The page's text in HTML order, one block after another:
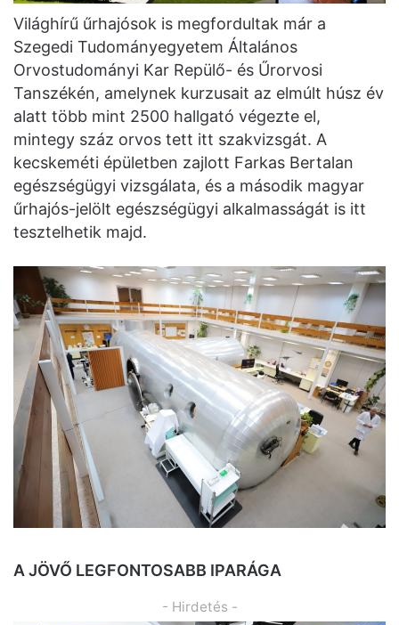
Világhírű űrhajósok is megfordultak már a
Szegedi Tudományegyetem Általános
Orvostudományi Kar Repülő- és Űrorvosi
Tanszékén, amelynek kurzusait az elmúlt húsz év
alatt több mint 2500 hallgató végezte el,
mintegy száz orvos tett itt szakvizsgát. A
kecskeméti épületben zajlott Farkas Bertalan
egészségügyi vizsgálata, és a második magyar
űrhajós-jelölt egészségügyi alkalmasságát is itt
tesztelhetik majd.
A JÖVŐ LEGFONTOSABB IPARÁGA
- Hirdetés -